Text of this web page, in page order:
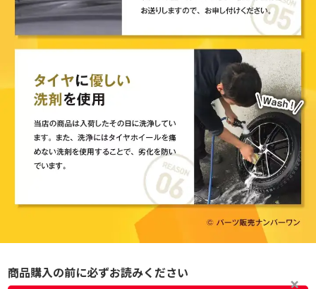
商品購入の前に必ずお読みください